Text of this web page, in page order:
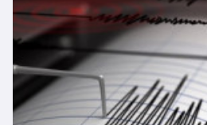
შემთხვევა არ არის. გასულ
მარკესი სილამაზის სალონში,
ეთერის დროს მოკლეს.